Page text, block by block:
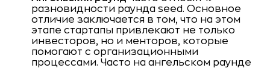
разновидности раунда seed. Основное
отличие заключается в том, что на этом
этапе стартапы привлекают не только
инвесторов, но и менторов, которые
помогают с организационными
процессами. Часто на ангельском раунде